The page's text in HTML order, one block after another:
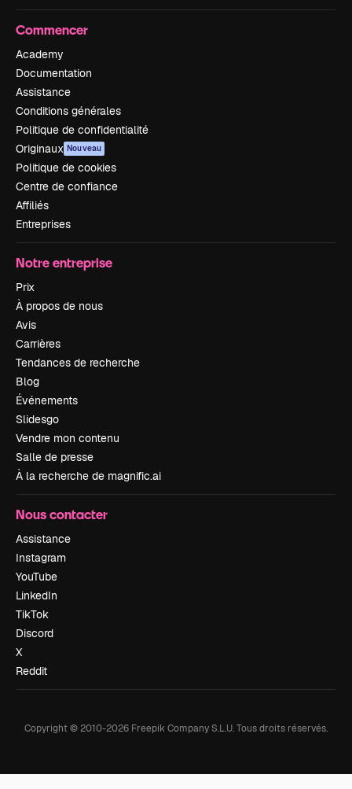
Commencer
Academy
Documentation
Assistance
Conditions générales
Politique de confidentialité
Originaux Nouveau
Politique de cookies
Centre de confiance
Affiliés
Entreprises
Notre entreprise
Prix
À propos de nous
Avis
Carrières
Tendances de recherche
Blog
Événements
Slidesgo
Vendre mon contenu
Salle de presse
À la recherche de magnific.ai
Nous contacter
Assistance
Instagram
YouTube
LinkedIn
TikTok
Discord
X
Reddit
Copyright © 2010-2026 Freepik Company S.L.U.Tous droits réservés.